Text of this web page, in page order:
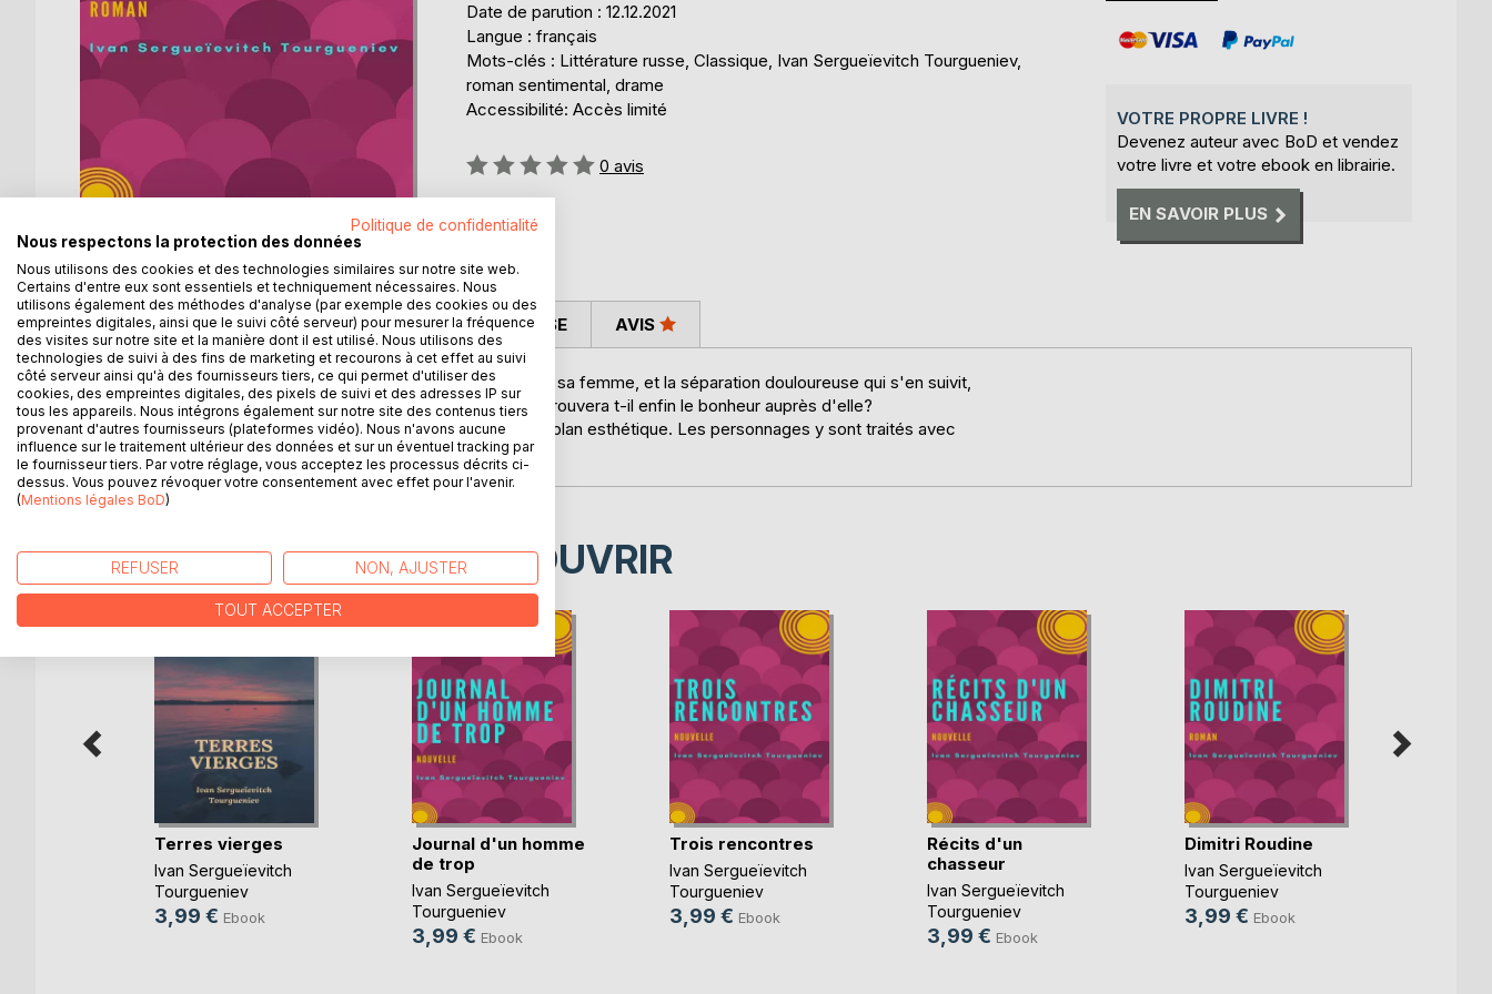
Date de parution : 12.12.2021
Langue : français
Mots-clés : Littérature russe, Classique, Ivan Sergueïevitch Tourgueniev,
roman sentimental, drame
Accessibilité: Accès limité
Évaluation:
0 avis
VOTRE PROPRE LIVRE !
Devenez auteur avec BoD et vendez
votre livre et votre ebook en librairie.
EN SAVOIR PLUS
DESCRIPTION
Après un bonheur incomplet, mensonger, qu'il vécut avec sa femme, et la séparation douloureuse qui s'en suivit,
Lavretzky apprend la mort de celle-ci. Il rencontre Lise. Trouvera t-il enfin le bonheur auprès d'elle?
Ce roman figure parmi les plus achevés de l'auteur sur le plan esthétique. Les personnages y sont traités avec
justesse et poésie.
AUTEUR(S) CRITIQUES PRESSE AVIS
D’AUTRES TITRES À DÉCOUVRIR
Terres vierges
Ivan Sergueïevitch
Tourgueniev
3,99 € Ebook
Journal d'un homme
de trop
Ivan Sergueïevitch
Tourgueniev
3,99 € Ebook
Trois rencontres
Ivan Sergueïevitch
Tourgueniev
3,99 € Ebook
Récits d'un
chasseur
Ivan Sergueïevitch
Tourgueniev
3,99 € Ebook
Dimitri Roudine
Ivan Sergueïevitch
Tourgueniev
3,99 € Ebook
Politique de confidentialité
Nous respectons la protection des données
Nous utilisons des cookies et des technologies similaires sur notre site web.
Certains d'entre eux sont essentiels et techniquement nécessaires. Nous
utilisons également des méthodes d'analyse (par exemple des cookies ou des
empreintes digitales, ainsi que le suivi côté serveur) pour mesurer la fréquence
des visites sur notre site et la manière dont il est utilisé. Nous utilisons des
technologies de suivi à des fins de marketing et recourons à cet effet au suivi
côté serveur ainsi qu'à des fournisseurs tiers, ce qui permet d'utiliser des
cookies, des empreintes digitales, des pixels de suivi et des adresses IP sur
tous les appareils. Nous intégrons également sur notre site des contenus tiers
provenant d'autres fournisseurs (plateformes vidéo). Nous n'avons aucune
influence sur le traitement ultérieur des données et sur un éventuel tracking par
le fournisseur tiers. Par votre réglage, vous acceptez les processus décrits ci-
dessus. Vous pouvez révoquer votre consentement avec effet pour l'avenir.
(Mentions légales BoD)
REFUSER NON, AJUSTER
TOUT ACCEPTER